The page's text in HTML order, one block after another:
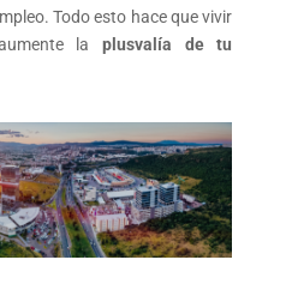
Todo esto hace que vivir
la plusvalía de tu